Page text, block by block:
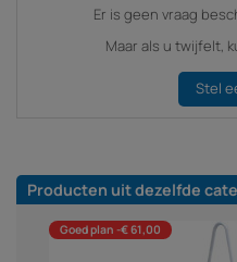
Er is geen vraag
Maar als u twijfelt,
Stel
Producten uit dezelfde
Goed plan -€ 61,00